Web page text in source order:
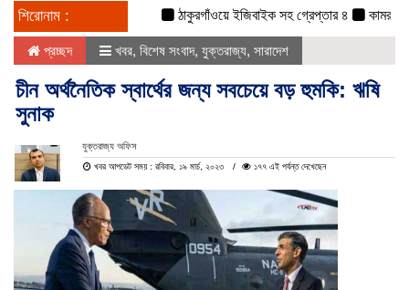
শিরোনাম : ঠাকুরগাঁওয়ে ইজিবাইক সহ গ্রেপ্তার ৪ কামরুল-জসিম
প্রচ্ছদ খবর, বিশেষ সংবাদ, যুক্তরাজ্য, সারাদেশ
চীন অর্থনৈতিক স্বার্থের জন্য সবচেয়ে বড় হুমকি: ঋষি
সুনাক
যুক্তরাজ্য অফিস
খবর আপডেট সময় : রবিবার, ১৯ মার্চ, ২০২৩ ১৭৭ এই পর্যন্ত দেখেছেন